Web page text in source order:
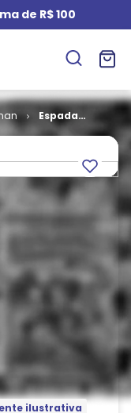
de R$ 100
Espada
Selvagem de
ilustrativa